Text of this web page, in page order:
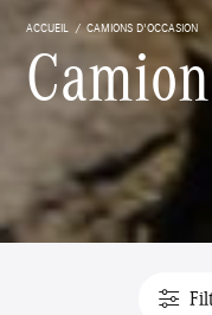
ACCUEIL CAMIONS D'OCCASION